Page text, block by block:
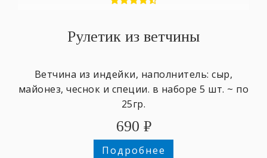
Рулетик из ветчины
Ветчина из индейки, наполнитель: сыр,
майонез, чеснок и специи. в наборе 5 шт. ~ по
25гр.
690 ₽
Подробнее